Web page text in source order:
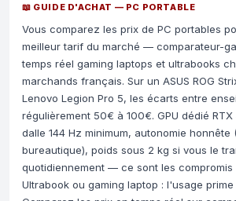
📖 GUIDE D'ACHAT — PC PORTABLE
Vous comparez les prix de PC portables
meilleur tarif du marché — comparateur-
temps réel gaming laptops et ultrabooks
marchands français. Sur un ASUS ROG
Lenovo Legion Pro 5, les écarts entre
régulièrement 50€ à 100€. GPU dédié
dalle 144 Hz minimum, autonomie honnête
bureautique), poids sous 2 kg si vous le
quotidiennement — ce sont les compromis
Ultrabook ou gaming laptop : l'usage prime